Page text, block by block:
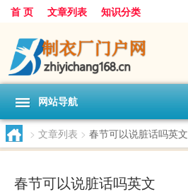
首 页 文章列表 知识分类
网站导航
> 文章列表 > 春节可以说脏话吗英文
春节可以说脏话吗英文